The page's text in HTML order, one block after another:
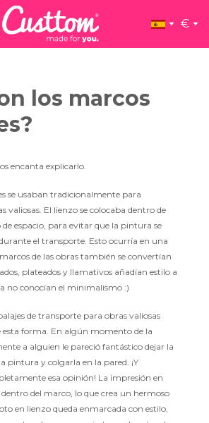
€
los marcos
encanta explicarlo.
se usaban tradicionalmente para
El lienzo se colocaba dentro de
espacio, para evitar que la pintura se
el transporte. Esto ocurría en una
de las obras también se convertían
plateados y llamativos añadían estilo a
no conocían el minimalismo :)
de transporte para obras valiosas
esta forma. En algún momento de la
a alguien le pareció fantástico dejar la
pintura y colgarla en la pared. ¡Y
esa opinión! La impresión en
del marco, lo que crea un hermoso
en lienzo queda enmarcada con estilo,